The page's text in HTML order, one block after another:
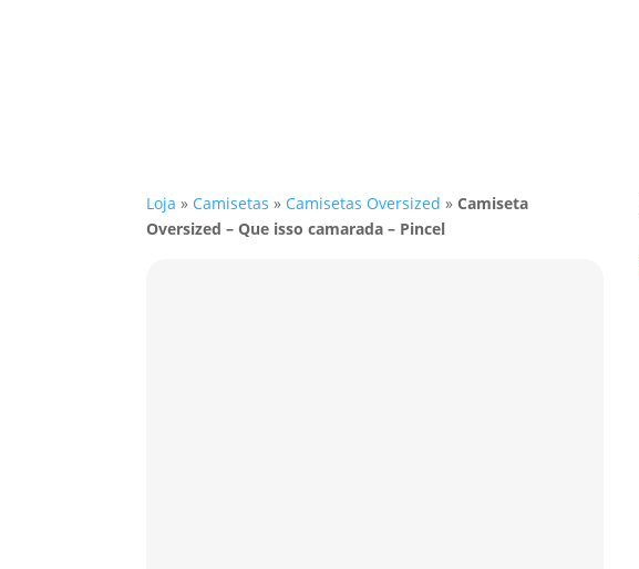
Loja » Camisetas » Camisetas Oversized » Camiseta
Oversized – Que isso camarada – Pincel